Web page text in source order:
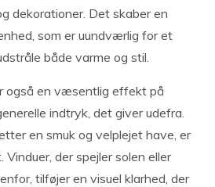
dekorationer. Det skaber en
som er uundværlig for et
både varme og stil.
også en væsentlig effekt på
indtryk, det giver udefra.
en smuk og velplejet have, er
Vinduer, der spejler solen eller
tilføjer en visuel klarhed, der